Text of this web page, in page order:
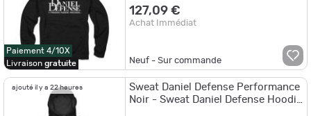
Paiement 4/10X
Livraison gratuite
127,09 €
Achat Immédiat
Neuf - Sur commande
ajouté il y a 22 heures
Sweat Daniel Defense Performance
Noir - Sweat Daniel Defense Hoodie